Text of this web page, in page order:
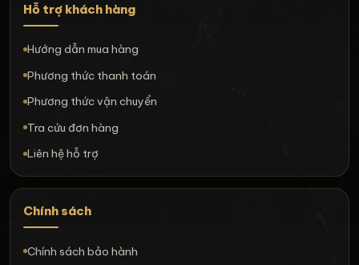
Hỗ trợ khách hàng
Hướng dẫn mua hàng
Phương thức thanh toán
Phương thức vận chuyển
Tra cứu đơn hàng
Liên hệ hỗ trợ
Chính sách
Chính sách bảo hành